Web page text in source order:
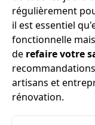
régulièrement
il est essentiel
fonctionnelle
de refaire votre
artisans et
rénovation.